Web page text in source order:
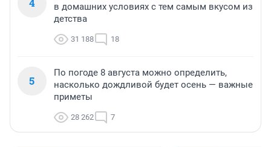
в домашних условиях с тем самым вкусом из
детства
31 188 18
5
По погоде 8 августа можно определить,
насколько дождливой будет осень — важные
приметы
28 262 7